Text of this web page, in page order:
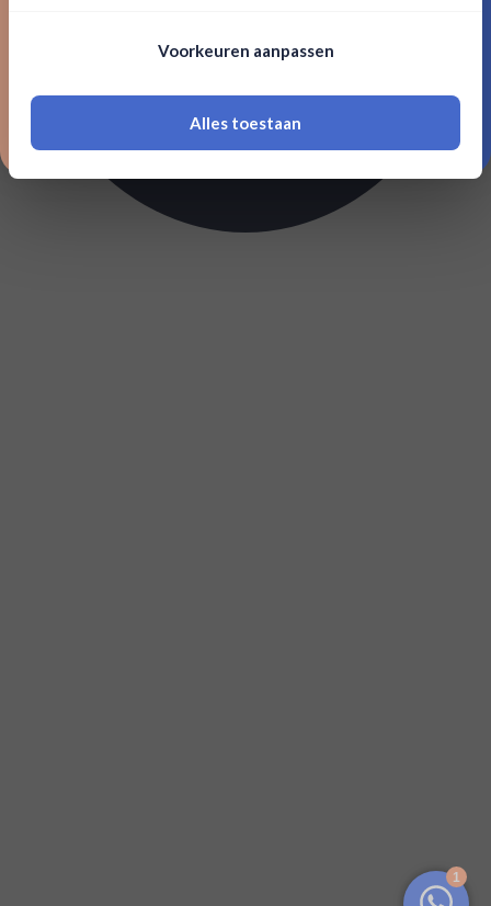
18 jaar of ouder zijn
Voorkeuren aanpassen
Alles toestaan